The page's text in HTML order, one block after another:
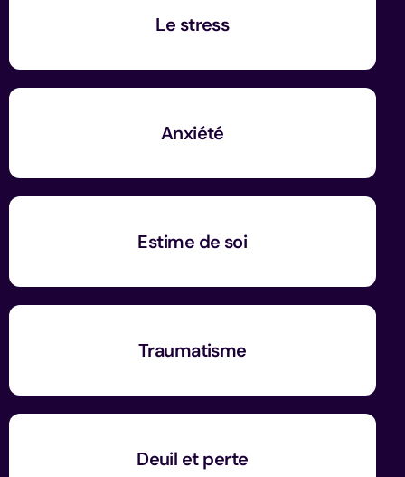
Le stress
Anxiété
Estime de soi
Traumatisme
Deuil et perte